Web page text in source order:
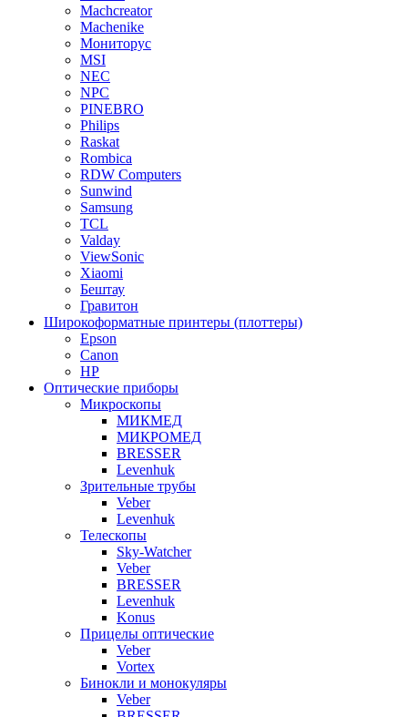
Machcreator
Machenike
Мониторус
MSI
NEC
NPC
PINEBRO
Philips
Raskat
Rombica
RDW Computers
Sunwind
Samsung
TCL
Valday
ViewSonic
Xiaomi
Бештау
Гравитон
Широкоформатные принтеры (плоттеры)
Epson
Canon
HP
Оптические приборы
Микроскопы
МИКМЕД
МИКРОМЕД
BRESSER
Levenhuk
Зрительные трубы
Veber
Levenhuk
Телескопы
Sky-Watcher
Veber
BRESSER
Levenhuk
Konus
Прицелы оптические
Veber
Vortex
Бинокли и монокуляры
Veber